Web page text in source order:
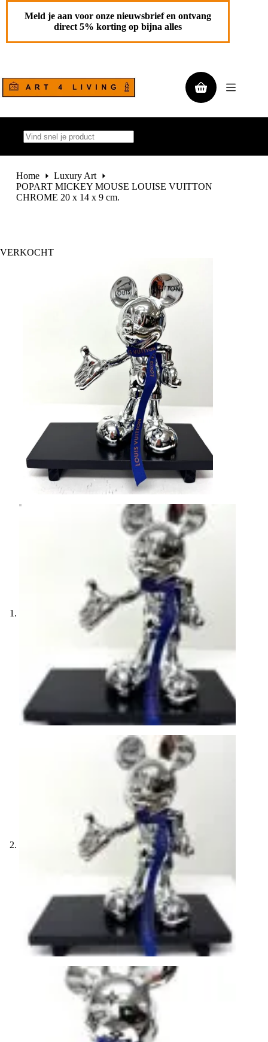
Ga
Meld je aan voor onze nieuwsbrief en ontvang
direct 5% korting op bijna alles
Winkelwagen
resultaten
Home
Luxury Art
POPART MICKEY MOUSE LOUISE VUITTON
CHROME 20 x 14 x 9 cm.
VERKOCHT